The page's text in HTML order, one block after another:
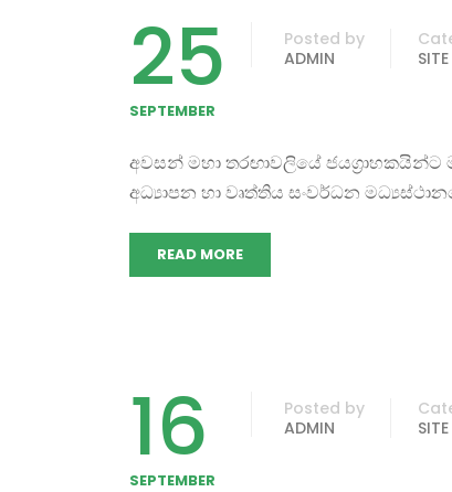
25
SEPTEMBER
Posted by
ADMIN
අවසන් මහා තරඟාවලියේ ජයග්‍රාහකයින්ට
අධ්‍යාපන හා වෘත්තිය සංවර්ධන
READ MORE
16
SEPTEMBER
Posted by
ADMIN